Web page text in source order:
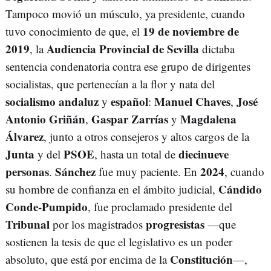
Tampoco movió un músculo, ya presidente, cuando
tuvo conocimiento de que, el 19 de noviembre de
2019, laAudiencia Provincial de Sevilla dictaba
sentencia condenatoria contra ese grupo de dirigentes
socialistas, que pertenecían a la flor y nata del
socialismo andaluz y español: Manuel Chaves, José
Antonio Griñán, Gaspar Zarrías y Magdalena
Álvarez, junto a otros consejeros y altos cargos de la
Junta y del PSOE, hasta un total de diecinueve
personas. Sánchez fue muy paciente. En 2024, cuando
su hombre de confianza en el ámbito judicial, Cándido
Conde-Pumpido, fue proclamado presidente del
Tribunal por los magistrados progresistas —que
sostienen la tesis de que el legislativo es un poder
absoluto, que está por encima de la Constitución—,